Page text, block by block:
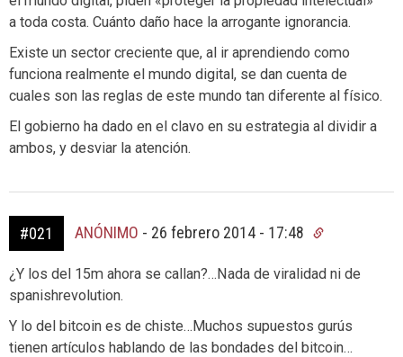
a toda costa. Cuánto daño hace la arrogante ignorancia.
Existe un sector creciente que, al ir aprendiendo como
funciona realmente el mundo digital, se dan cuenta de
cuales son las reglas de este mundo tan diferente al físico.
El gobierno ha dado en el clavo en su estrategia al dividir a
ambos, y desviar la atención.
#021 ANÓNIMO - 26 febrero 2014 - 17:48
¿Y los del 15m ahora se callan?…Nada de viralidad ni de
spanishrevolution.
Y lo del bitcoin es de chiste…Muchos supuestos gurús
tienen artículos hablando de las bondades del bitcoin…